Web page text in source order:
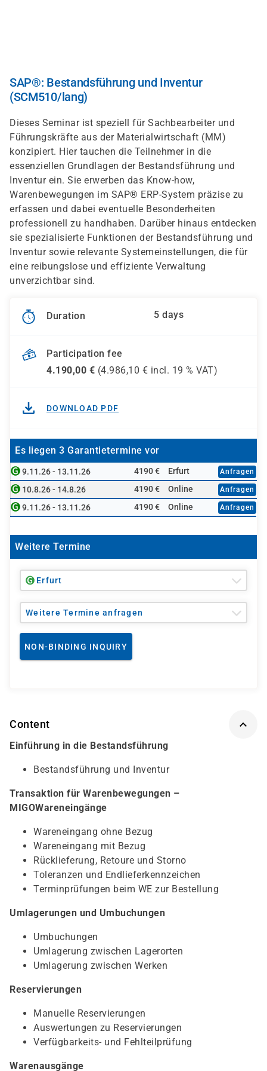
SAP®: Bestandsführung und Inventur
(SCM510/lang)
Dieses Seminar ist speziell für Sachbearbeiter und
Führungskräfte aus der Materialwirtschaft (MM)
konzipiert. Hier tauchen die Teilnehmer in die
essenziellen Grundlagen der Bestandsführung und
Inventur ein. Sie erwerben das Know-how,
Warenbewegungen im SAP® ERP-System präzise zu
erfassen und dabei eventuelle Besonderheiten
professionell zu handhaben. Darüber hinaus entdecken
sie spezialisierte Funktionen der Bestandsführung und
Inventur sowie relevante Systemeinstellungen, die für
eine reibungslose und effiziente Verwaltung
unverzichtbar sind.
Duration 5 days
Participation fee
4.190,00 € (4.986,10 € incl. 19 % VAT)
DOWNLOAD PDF
Es liegen 3 Garantietermine vor
9.11.26 - 13.11.26 4190 € Erfurt Anfragen
10.8.26 - 14.8.26 4190 € Online Anfragen
9.11.26 - 13.11.26 4190 € Online Anfragen
Weitere Termine
Erfurt
Weitere Termine anfragen
NON-BINDING INQUIRY
Content
Einführung in die Bestandsführung
Bestandsführung und Inventur
Transaktion für Warenbewegungen –
MIGOWareneingänge
Wareneingang ohne Bezug
Wareneingang mit Bezug
Rücklieferung, Retoure und Storno
Toleranzen und Endlieferkennzeichen
Terminprüfungen beim WE zur Bestellung
Umlagerungen und Umbuchungen
Umbuchungen
Umlagerung zwischen Lagerorten
Umlagerung zwischen Werken
Reservierungen
Manuelle Reservierungen
Auswertungen zu Reservierungen
Verfügbarkeits- und Fehlteilprüfung
Warenausgänge